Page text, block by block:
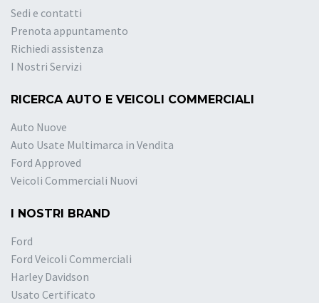
Sedi e contatti
Prenota appuntamento
Richiedi assistenza
I Nostri Servizi
RICERCA AUTO E VEICOLI COMMERCIALI
Auto Nuove
Auto Usate Multimarca in Vendita
Ford Approved
Veicoli Commerciali Nuovi
I NOSTRI BRAND
Ford
Ford Veicoli Commerciali
Harley Davidson
Usato Certificato